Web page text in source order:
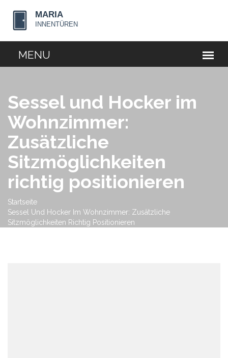
Sessel und Hocker im
Wohnzimmer:
Zusätzliche
Sitzmöglichkeiten
richtig positionieren
Startseite
Sessel Und Hocker Im Wohnzimmer: Zusätzliche
Sitzmöglichkeiten Richtig Positionieren